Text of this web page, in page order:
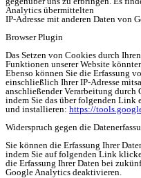
Analytics übermittelten
IP-Adresse mit anderen Daten von
Browser Plugin
Das Setzen von Cookies durch
Funktionen unserer Website
Ebenso können Sie die Erfassung
einschließlich Ihrer IP-Adresse
anschließender Verarbeitung durch
indem Sie das über folgenden Link
und installieren: https://
Widerspruch gegen die
Sie können die Erfassung Ihrer
indem Sie auf folgenden Link
die Erfassung Ihrer Daten bei
Google Analytics deaktivieren.